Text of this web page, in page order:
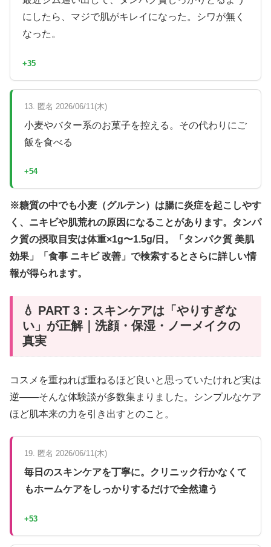
にしたら、マジで肌がキレイになった。シワが無く
なった。
+35
13. 匿名 2026/06/11(木)
小麦やバター系のお菓子を控える。その代わりにご
飯を食べる
+54
※糖質の中でも小麦（グルテン）は腸に炎症を起こしやす
く、ニキビや肌荒れの原因になることがあります。タンパ
ク質の摂取目安は体重×1g〜1.5g/日。「タンパク質 美肌
効果」「食事 ニキビ 改善」で検索するとさらに詳しい情
報が得られます。
💧 PART 3：スキンケアは「やりすぎな
い」が正解｜洗顔・保湿・ノーメイクの
真実
コスメを重ねれば重ねるほど良いと思っていたけれど実は
逆――そんな体験談が多数集まりました。シンプルなケア
ほど肌本来の力を引き出すとのこと。
19. 匿名 2026/06/11(木)
毎日のスキンケアを丁寧に。クリニック行かなくて
もホームケアをしっかりするだけで全然違う
+53